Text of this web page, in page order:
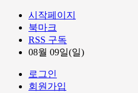
시작페이지
북마크
RSS 구독
08월 09일(일)
로그인
회원가입